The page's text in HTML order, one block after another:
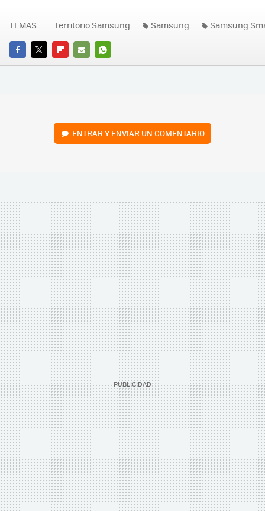
FACEBOOK
TWITTERFLIPBOARD
E-
WHATSAPP
TEMAS Territorio Samsung Samsung Samsung
ENTRAR Y ENVIAR UN COMENTARIO